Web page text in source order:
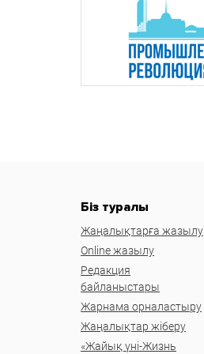
Біз туралы
Жаңалықтарға жазылу
Online жазылу
Редакция
байланыстары
Жарнама орналастыру
Жаңалықтар жіберу
«Жайық үні-Жизнь